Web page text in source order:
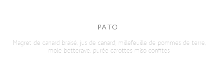
PATO
Magret de canard braisé, jus de canard, millefeuille de pommes de terre,
mole betterave, purée carottes miso confites